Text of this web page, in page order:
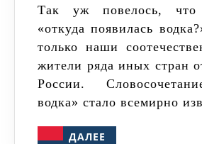
появилась
водка?
Так уж повелось, что на вопрос
«откуда появилась
только наши
жители ряда иных стран
России.
водка» стало всемирно
ДАЛЕЕ